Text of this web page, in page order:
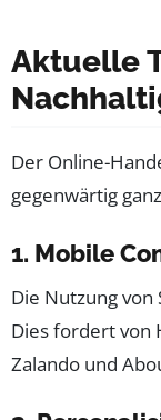
Aktuelle
Der Online-
gegenwärtig
1. Mobile
Die Nutzung
Dies fordert von
Zalando und